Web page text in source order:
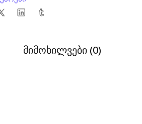
მიმოხილვები (0)